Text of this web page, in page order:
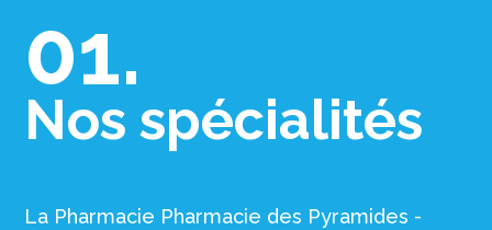
01.
Nos spécialités
La Pharmacie Pharmacie des Pyramides -